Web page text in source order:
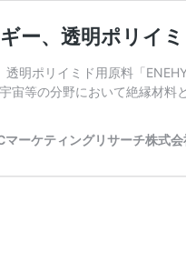
ー、透明ポリイ
透明ポリイミド用原料「
宙等の分野において絶縁材
マーケティングリサーチ株式会